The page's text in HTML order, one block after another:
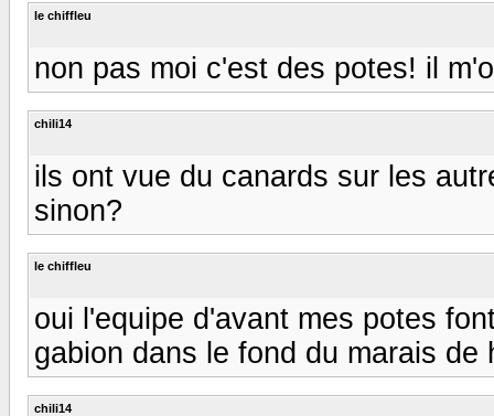
le chiffleu
non pas moi c'est des potes! il
chili14
ils ont vue du canards sur les
sinon?
le chiffleu
oui l'equipe d'avant mes potes
gabion dans le fond du marais de
chili14